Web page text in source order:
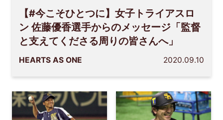
【#今こそひとつに】女子トライアスロ
ン 佐藤優香選手からのメッセージ「監督
と支えてくださる周りの皆さんへ」
HEARTS AS ONE 2020.09.10